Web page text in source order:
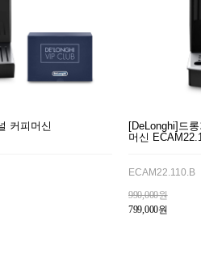
커피머신
[DeLonghi]드
머신
ECAM22.110.B
990,000원
799,000원